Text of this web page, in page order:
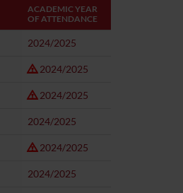
ACADEMIC YEAR
OF ATTENDANCE
2024/2025
2024/2025
2024/2025
2024/2025
2024/2025
2024/2025